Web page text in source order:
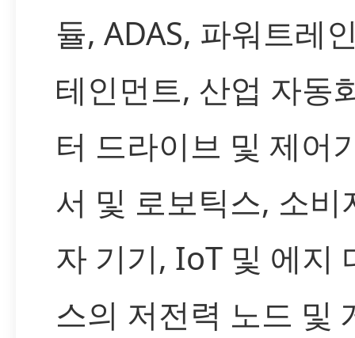
듈, ADAS, 파워트레
테인먼트, 산업 자동
터 드라이브 및 제어
서 및 로보틱스, 소비
자 기기, IoT 및 에지
스의 저전력 노드 및